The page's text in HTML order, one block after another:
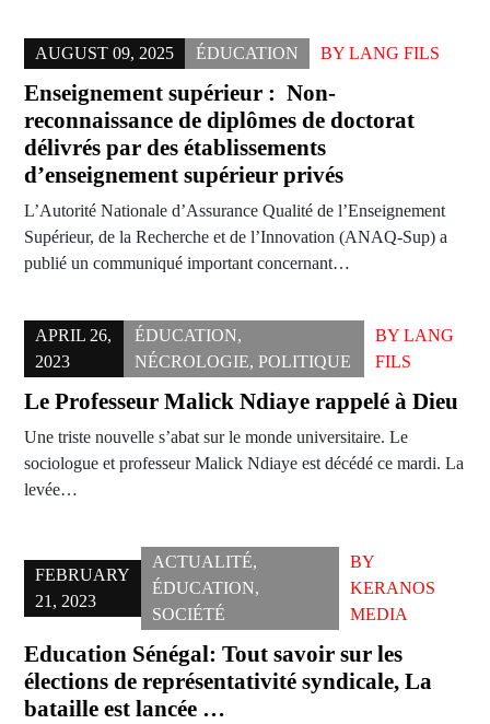
AUGUST 09, 2025 ÉDUCATION BY LANG FILS
Enseignement supérieur : Non-
reconnaissance de diplômes de doctorat
délivrés par des établissements
d’enseignement supérieur privés
L’Autorité Nationale d’Assurance Qualité de l’Enseignement
Supérieur, de la Recherche et de l’Innovation (ANAQ-Sup) a
publié un communiqué important concernant…
APRIL 26,
2023
ÉDUCATION,
NÉCROLOGIE, POLITIQUE
BYLANG
FILS
Le Professeur Malick Ndiaye rappelé à Dieu
Une triste nouvelle s’abat sur le monde universitaire. Le
sociologue et professeur Malick Ndiaye est décédé ce mardi. La
levée…
FEBRUARY
21, 2023
ACTUALITÉ,
ÉDUCATION,
SOCIÉTÉ
BY
KERANOS
MEDIA
Education Sénégal: Tout savoir sur les
élections de représentativité syndicale, La
bataille est lancée …